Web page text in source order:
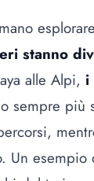
stanno
alle Alpi, i
sempre più
Un